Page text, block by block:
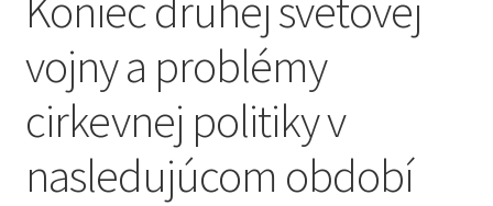
vojny a problémy
cirkevnej politiky v
nasledujúcom období